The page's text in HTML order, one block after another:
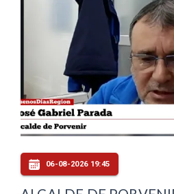
06-08-2026 19:45